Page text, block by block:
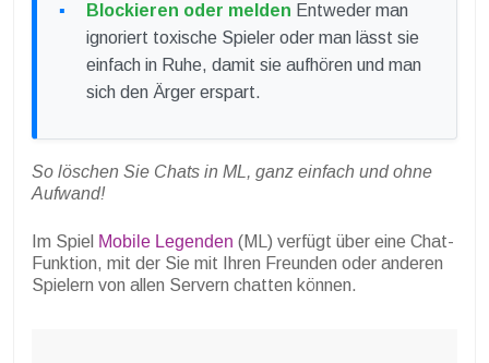
Blockieren oder melden Entweder man
ignoriert toxische Spieler oder man lässt sie
einfach in Ruhe, damit sie aufhören und man
sich den Ärger erspart.
So löschen Sie Chats in ML, ganz einfach und ohne
Aufwand!
Im Spiel Mobile Legenden (ML) verfügt über eine Chat-
Funktion, mit der Sie mit Ihren Freunden oder anderen
Spielern von allen Servern chatten können.